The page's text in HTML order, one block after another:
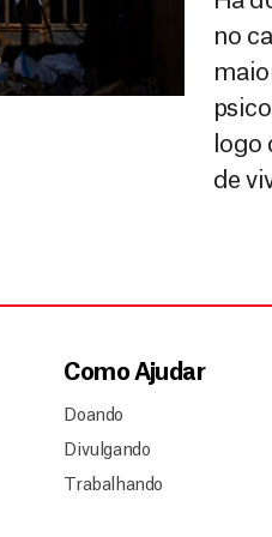
no
logo
de
Como Ajudar
Doando
Divulgando
Trabalhando